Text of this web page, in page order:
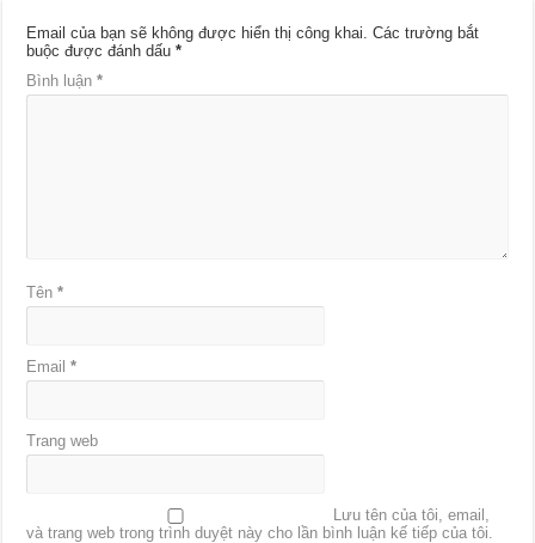
Email của bạn sẽ không được hiển thị công khai.
Các trường bắt
buộc được đánh dấu*
Bình luận*
Tên*
Email*
Trang web
Lưu tên của tôi, email,
và trang web trong trình duyệt này cho lần bình luận kế tiếp của tôi.